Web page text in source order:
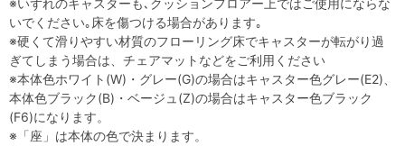
※いずれのキャスターも､クッションフロアー上ではご使用にならな
いでください｡床を傷つける場合があります｡
※硬くて滑りやすい材質のフローリング床でキャスターが転がり過
ぎてしまう場合は、チェアマットなどをご利用ください
※本体色ホワイト(W)・グレー(G)の場合はキャスター色グレー(E2)、
本体色ブラック(B)・ベージュ(Z)の場合はキャスター色ブラック
(F6)になります。
※「座」は本体の色で決まります。